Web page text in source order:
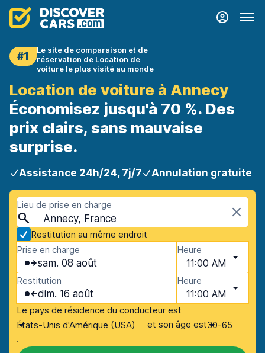
#1
Le site de comparaison et de
réservation de Location de
voiture le plus visité au monde
Location de voiture à Annecy
Économisez jusqu'à 70 %. Des
prix clairs, sans mauvaise
surprise.
Assistance 24h/24, 7j/7 Annulation gratuite
Lieu de prise en charge
Annecy, France
Restitution au même endroit
Prise en charge
sam. 08 août
Heure
11:00 AM
Restitution
dim. 16 août
Heure
11:00 AM
Le pays de résidence du conducteur est
États-Unis d'Amérique (USA)
et son âge est30-65
.